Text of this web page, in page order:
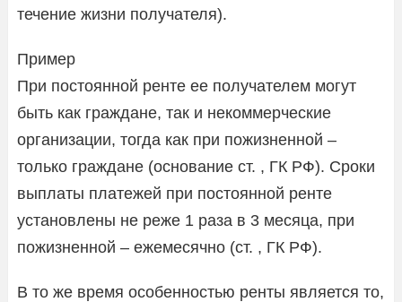
течение жизни получателя).
Пример
При постоянной ренте ее получателем могут
быть как граждане, так и некоммерческие
организации, тогда как при пожизненной –
только граждане (основание ст. , ГК РФ). Сроки
выплаты платежей при постоянной ренте
установлены не реже 1 раза в 3 месяца, при
пожизненной – ежемесячно (ст. , ГК РФ).
В то же время особенностью ренты является то,